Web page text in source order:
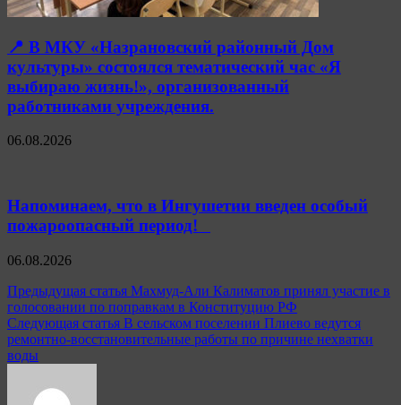
📍 В МКУ «Назрановский районный Дом
культуры» состоялся тематический час «Я
выбираю жизнь!», организованный
работниками учреждения.
06.08.2026
Напоминаем, что в Ингушетии введен особый
пожароопасный период!⁣⁣⠀
06.08.2026
Навигация
по
записям
Предыдущая статья Махмуд-Али Калиматов принял участие в
голосовании по поправкам в Конституцию РФ
Следующая статья В сельском поселении Плиево ведутся
ремонтно-восстановительные работы по причине нехватки
воды